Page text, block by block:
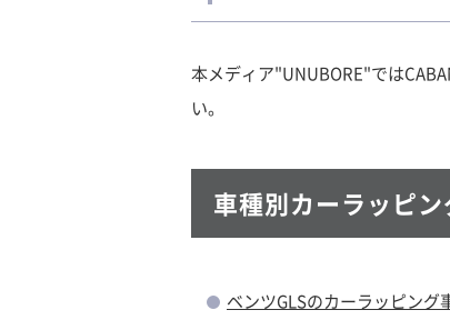
本メディア"UNUBORE"では
い。
車種別カーラッピ
ベンツGLSのカーラッピング